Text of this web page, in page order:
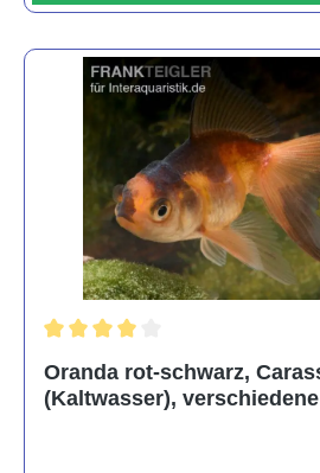
Oranda rot-schwarz,
(Kaltwasser),